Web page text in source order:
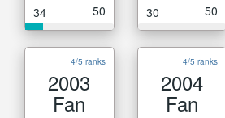
34 50 30 50
4/5 ranks
2003
Fan
4/5 ranks
2004
Fan